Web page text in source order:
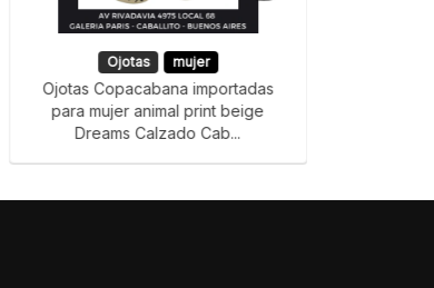
Ojotas mujer
Ojotas Copacabana importadas
para mujer animal print beige
Dreams Calzado Cab...